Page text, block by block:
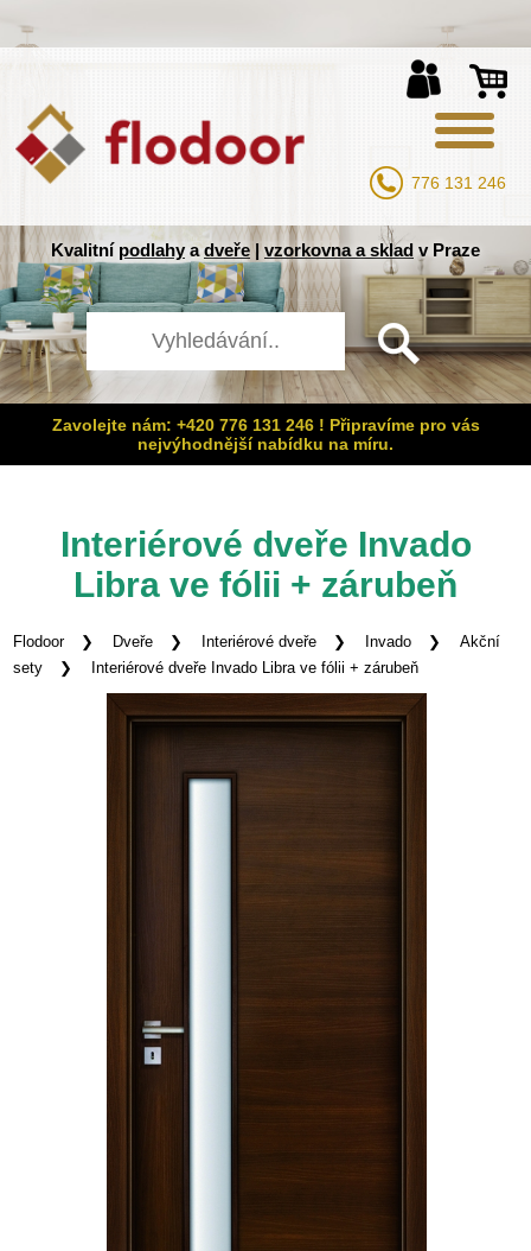
776 131 246
Kvalitní podlahyadveře| vzorkovna a sklad v Praze
Zavolejte nám: +420 776 131 246 ! Připravíme pro vás
nejvýhodnější nabídku na míru.
Interiérové dveře Invado
Libra ve fólii + zárubeň
Flodoor Dveře Interiérové dveře Invado
Akční
sety
Interiérové dveře Invado Libra ve fólii + zárubeň